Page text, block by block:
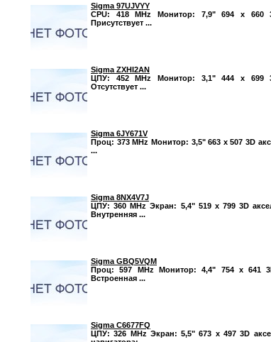
Sigma 97UJVYY
CPU: 418 MHz Монитор: 7,9" 694 x 660
Присутствует ...
Sigma ZXHI2AN
ЦПУ: 452 MHz Монитор: 3,1" 444 x 699
Отсутствует ...
Sigma 6JY671V
Проц: 373 MHz Монитор: 3,5" 663 x 507 3D
...
Sigma 8NX4V7J
ЦПУ: 360 MHz Экран: 5,4" 519 x 799 3D
Внутренняя ...
Sigma GBQ5VQM
Проц: 597 MHz Монитор: 4,4" 754 x 641
Встроенная ...
Sigma C6677FQ
ЦПУ: 326 MHz Экран: 5,5" 673 x 497 3D